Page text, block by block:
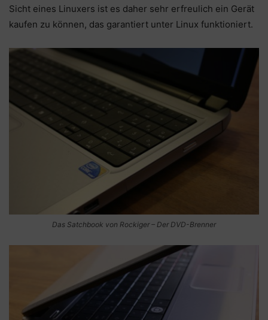
Sicht eines Linuxers ist es daher sehr erfreulich ein Gerät
kaufen zu können, das garantiert unter Linux funktioniert.
Das Satchbook von Rockiger – Der DVD-Brenner